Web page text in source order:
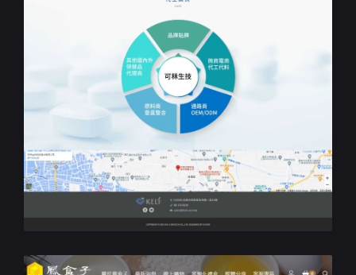
企業RWD網站
可秝生物科技